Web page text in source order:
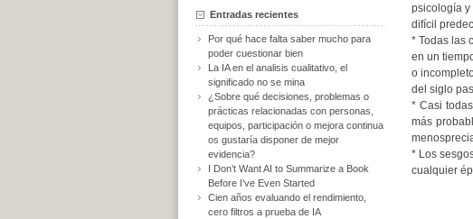
psicología
difícil
* Todas las
en un
o
del siglo
* Casi
más
* Los
cualquier
Entradas recientes
Por qué hace falta saber mucho para
poder cuestionar bien
La IA en el analisis cualitativo, el
significado no se mina
¿Sobre qué decisiones, problemas o
prácticas relacionadas con personas,
equipos, participación o mejora continua
os gustaría disponer de mejor
evidencia?
I Don’t Want AI to Summarize a Book
Before I’ve Even Started
Cien años evaluando el rendimiento,
cero filtros a prueba de IA